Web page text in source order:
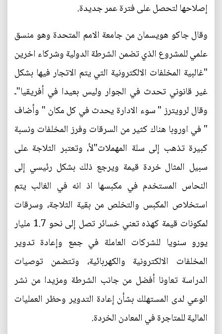
إصلاحها لتحصل على فترة عمر جديدة.
وقال جاكو هويسمان من جامعة الامم المتحدة وهو منسق
علمي للمشروع الذي تضمن الشرطة الدولية وشركاء اخرين
"غالبية المخلفات الالكترونية التي يتم الاتجار فيها بشكل
غير قانوني تحدث في الجوار وليس بعيدا في أفريقيا"ـ
وقال لرويترز " سوء الادارة يحدث في كل مكان " وأضاف
" في اوروبا هناك كثير من السرقات وفرز المخلفات ونسبة
كبيرة تذهب إلى سلة المهملات"لأ، وتعتبر الثلاجة على
سبيل المثال خردة قيمة ويرجع ذلك بشكل رئيسي إلى
النحاس المستخدم في مكبسها اذ انه في الغالب يتم
استخلاص المكبس والتخلص من بقية الثلاجة، وسرقات
لمكونات قيمة كهذه تعني خسائر تصل إلى نحو 1.7 مليار
يورو سنويا للشركات العاملة في جمع وإعادة تدوير
المخلفات الالكترونية والكهربائية، وتتضمن توصيات
الدراسة تعاونا أفضل من جانب الشرطة ومزيدا من نشر
الوعي لدى المستهلك بشأن إعادة التدوير وحظر العمليات
المالية للمتاجرة في المعادن الخردة.